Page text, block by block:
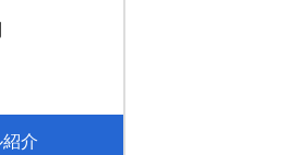
介